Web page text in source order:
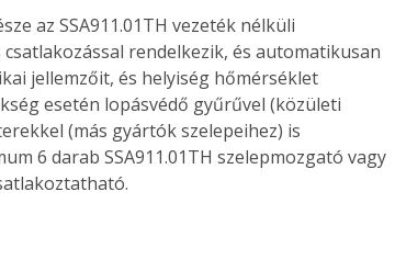
az SSA911.01TH vezeték nélküli
rendelkezik, és automatikusan
jellemzőit, és helyiség hőmérséklet
esetén lopásvédő gyűrűvel (közületi
(más gyártók szelepeihez) is
6 darab SSA911.01TH szelepmozgató vagy